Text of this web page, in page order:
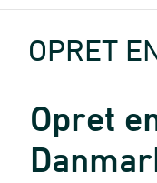
OPRET
Opret